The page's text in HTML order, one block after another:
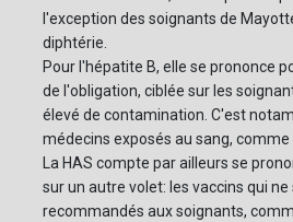
l'exception des soignants de
diphtérie.
Pour l'hépatite B, elle se prononce
de l'obligation, ciblée sur les
élevé de contamination. C'est
médecins exposés au sang, comme
La HAS compte par ailleurs se
sur un autre volet: les vaccins qui ne
recommandés aux soignants,